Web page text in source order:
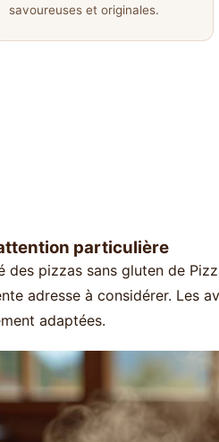
savoureuses et originales.
particulière
pizzas sans gluten de
adresse à considérer. Les
adaptées.